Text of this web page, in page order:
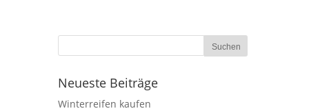
Neueste Beiträge
Winterreifen kaufen